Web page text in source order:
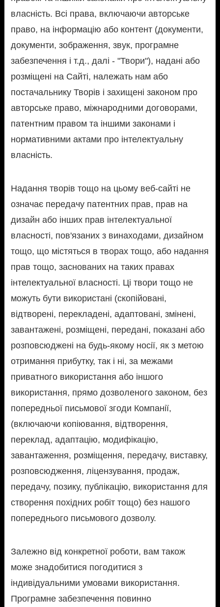
власність. Всі права, включаючи авторське
право, на інформацію або контент (документи,
документи, зображення, звук, програмне
забезпечення і т.д., далі - "Твори"), надані або
розміщені на Сайті, належать нам або
постачальнику Творів і захищені законом про
авторське право, міжнародними договорами,
патентним правом та іншими законами і
нормативними актами про інтелектуальну
власність.
Надання творів тощо на цьому веб-сайті не
означає передачу патентних прав, прав на
дизайн або інших прав інтелектуальної
власності, пов'язаних з винаходами, дизайном
тощо, що містяться в творах тощо, або надання
прав тощо, заснованих на таких правах
інтелектуальної власності. Ці твори тощо не
можуть бути використані (скопійовані,
відтворені, перекладені, адаптовані, змінені,
завантажені, розміщені, передані, показані або
розповсюджені на будь-якому носії, як з метою
отримання прибутку, так і ні, за межами
приватного використання або іншого
використання, прямо дозволеного законом, без
попередньої письмової згоди Компанії,
(включаючи копіювання, відтворення,
переклад, адаптацію, модифікацію,
завантаження, розміщення, передачу, виставку,
розповсюдження, ліцензування, продаж,
передачу, позику, публікацію, використання для
створення похідних робіт тощо) без нашого
попереднього письмового дозволу.
Залежно від конкретної роботи, вам також
може знадобитися погодитися з
індивідуальними умовами використання.
Програмне забезпечення повинно